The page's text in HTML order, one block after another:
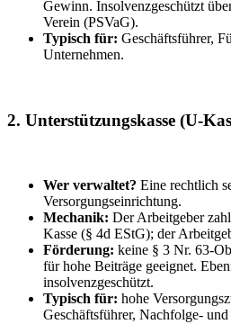
Gewinn. Insolvenzgeschützt
Verein (PSVaG).
Typisch für: Geschäftsführer,
Unternehmen.
2. Unterstützungskasse (U-
Wer verwaltet? Eine rechtlich
Versorgungseinrichtung.
Mechanik: Der Arbeitgeber
Kasse (§ 4d EStG); der
Förderung: keine § 3 Nr. 63-
für hohe Beiträge geeignet.
insolvenzgeschützt.
Typisch für: hohe
Geschäftsführer, Nachfolge-